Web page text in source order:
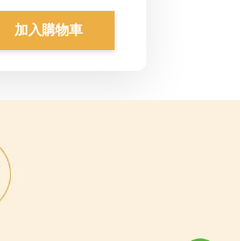
加入購物車